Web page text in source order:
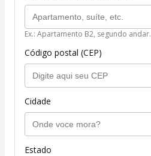
Ex.: Apartamento B2, segundo andar.
Código postal (CEP)
Cidade
Estado